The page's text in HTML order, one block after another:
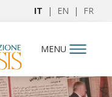
IT | EN | FR
MENU